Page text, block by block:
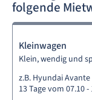
folgende
Kleinwagen
Klein, wendig und
z.B. Hyundai Avante
13 Tage vom 07.10 -